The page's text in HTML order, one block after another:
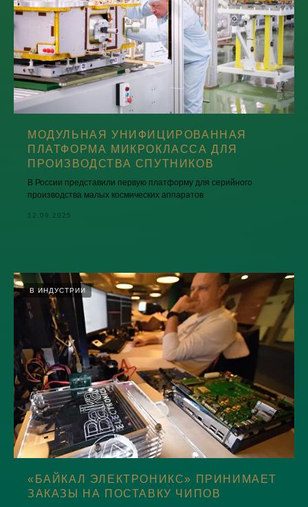
МОДУЛЬНАЯ УНИФИЦИРОВАННАЯ
ПЛАТФОРМА МИКРОКЛАССА ДЛЯ
ПРОИЗВОДСТВА СПУТНИКОВ
В России представили первую платформу для серийного
производства малых космических аппаратов
12.09.2025
В ИНДУСТРИИ
«БАЙКАЛ ЭЛЕКТРОНИКС» ПРИНИМАЕТ
ЗАКАЗЫ НА ПОСТАВКУ ЧИПОВ